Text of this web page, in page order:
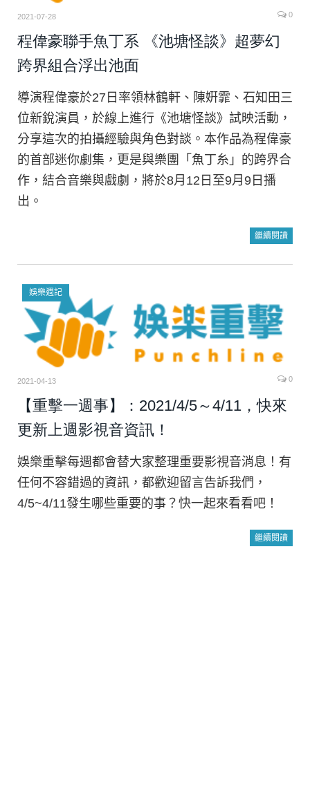
2021-07-28 0
程偉豪聯手魚丁系 《池塘怪談》超夢幻
跨界組合浮出池面
導演程偉豪於27日率領林鶴軒、陳姸霏、石知田三
位新銳演員，於線上進行《池塘怪談》試映活動，
分享這次的拍攝經驗與角色對談。本作品為程偉豪
的首部迷你劇集，更是與樂團「魚丁糸」的跨界合
作，結合音樂與戲劇，將於8月12日至9月9日播
出。
繼續閱讀
娛樂週記
2021-04-13 0
【重擊一週事】：2021/4/5～4/11，快來
更新上週影視音資訊！
娛樂重擊每週都會替大家整理重要影視音消息！有
任何不容錯過的資訊，都歡迎留言告訴我們，
4/5~4/11發生哪些重要的事？快一起來看看吧！
繼續閱讀